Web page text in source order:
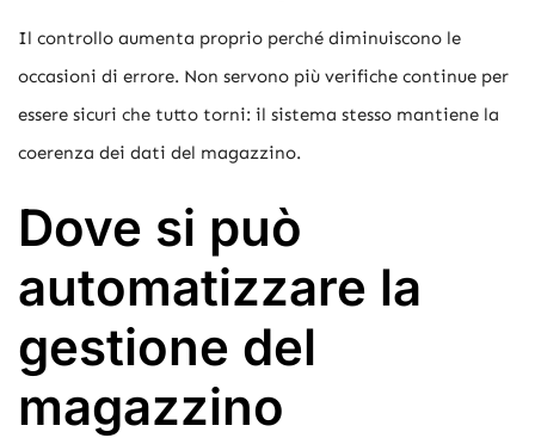
Il controllo aumenta proprio perché diminuiscono le
occasioni di errore. Non servono più verifiche continue per
essere sicuri che tutto torni: il sistema stesso mantiene la
coerenza dei dati del magazzino.
Dove si può
automatizzare la
gestione del
magazzino